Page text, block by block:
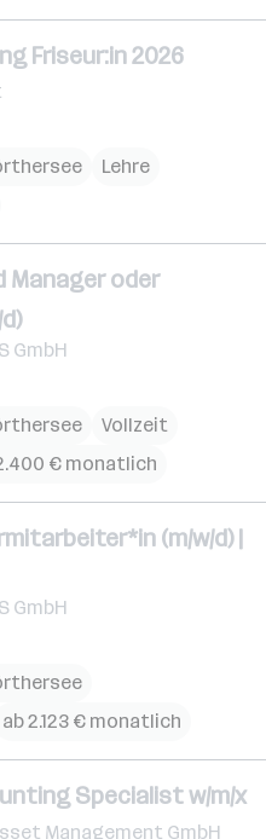
Friseur:in 2026
Lehre
Manager oder
GmbH
Vollzeit
€ monatlich
(m/w/d) |
GmbH
ab 2.123 € monatlich
Specialist w/m/x
Management GmbH